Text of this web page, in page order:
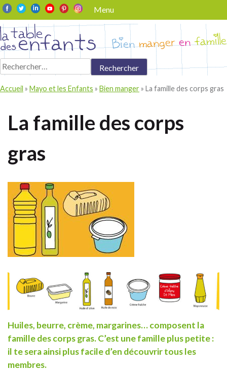
Skip
to
content
Menu
Rechercher :
Accueil » Mayo et les Enfants » Bien manger» La famille des corps gras
La famille des corps
gras
Huiles, beurre, crème, margarines… composent la
famille des corps gras. C’est une famille plus petite :
il te sera ainsi plus facile d’en découvrir tous les
membres.